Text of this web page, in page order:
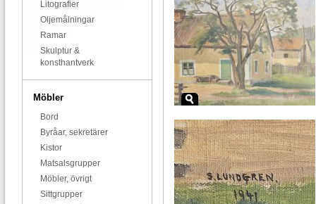
Litografier
Oljemålningar
Ramar
Skulptur &
konsthantverk
Möbler
Bord
Byråar, sekretärer
Kistor
Matsalsgrupper
Möbler, övrigt
Sittgrupper